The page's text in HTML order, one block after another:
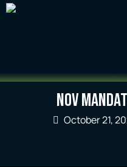
Nov
October 21,